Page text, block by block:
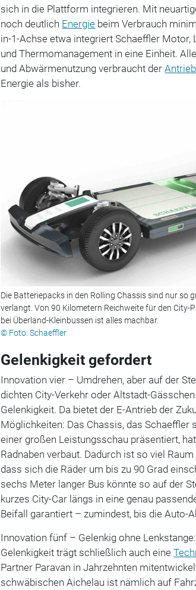
sich in die Plattform integrieren. Mit
noch deutlich Energie beim Verbrauch
in-1-Achse etwa integriert Schaeffler Motor,
und Thermomanagement in eine Einheit.
und Abwärmenutzung verbraucht derAntrieb
Energie als bisher.
Die Batteriepacks in den Rolling Chassis sind nur so
verlangt. Von 90 Kilometern Reichweite für den City-
bei Überland-Kleinbussen ist alles machbar.
© Foto: Schaeffler
Gelenkigkeit gefordert
Innovation vier – Umdrehen, aber auf der
dichten City-Verkehr oder Altstadt-
Gelenkigkeit. Da bietet der E-Antrieb der
Möglichkeiten: Das Chassis, das Schaeffler
einer großen Leistungsschau präsentiert,
Radnaben verbaut. Dadurch ist so viel
dass sich die Räder um bis zu 90 Grad
sechs Meter langer Bus könnte so auf der
kurzes City-Car längs in eine genau
Beifall garantiert – zumindest, bis die Auto-
Innovation fünf – Gelenkig ohne
Gelenkigkeit trägt schließlich auch eine
Partner Paravan in Jahrzehnten
schwäbischen Aichelau ist nämlich auf